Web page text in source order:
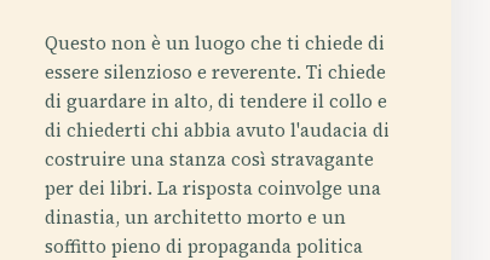
Questo non è un luogo che ti chiede di
essere silenzioso e reverente. Ti chiede
di guardare in alto, di tendere il collo e
di chiederti chi abbia avuto l'audacia di
costruire una stanza così stravagante
per dei libri. La risposta coinvolge una
dinastia, un architetto morto e un
soffitto pieno di propaganda politica